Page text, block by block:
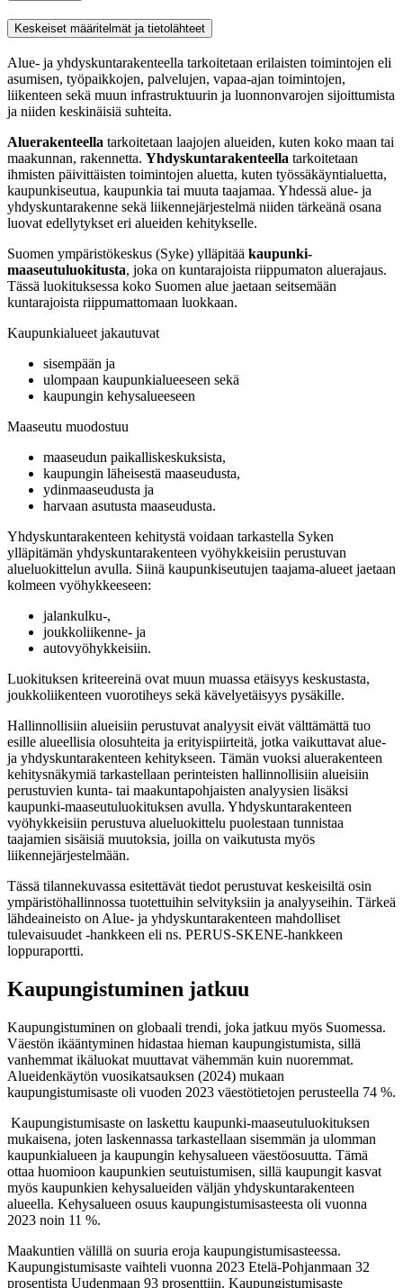
Keskeiset määritelmät ja tietolähteet
Alue- ja yhdyskuntarakenteella tarkoitetaan erilaisten toimintojen eli
asumisen, työpaikkojen, palvelujen, vapaa-ajan toimintojen,
liikenteen sekä muun infrastruktuurin ja luonnonvarojen sijoittumista
ja niiden keskinäisiä suhteita.
Aluerakenteella tarkoitetaan laajojen alueiden, kuten koko maan tai
maakunnan, rakennetta. Yhdyskuntarakenteella tarkoitetaan
ihmisten päivittäisten toimintojen aluetta, kuten työssäkäyntialuetta,
kaupunkiseutua, kaupunkia tai muuta taajamaa. Yhdessä alue- ja
yhdyskuntarakenne sekä liikennejärjestelmä niiden tärkeänä osana
luovat edellytykset eri alueiden kehitykselle.
Suomen ympäristökeskus (Syke) ylläpitää kaupunki-
maaseutuluokitusta, joka on kuntarajoista riippumaton aluerajaus.
Tässä luokituksessa koko Suomen alue jaetaan seitsemään
kuntarajoista riippumattomaan luokkaan.
Kaupunkialueet jakautuvat
sisempään ja
ulompaan kaupunkialueeseen sekä
kaupungin kehysalueeseen
Maaseutu muodostuu
maaseudun paikalliskeskuksista,
kaupungin läheisestä maaseudusta,
ydinmaaseudusta ja
harvaan asutusta maaseudusta.
Yhdyskuntarakenteen kehitystä voidaan tarkastella Syken
ylläpitämän yhdyskuntarakenteen vyöhykkeisiin perustuvan
alueluokittelun avulla. Siinä kaupunkiseutujen taajama-alueet jaetaan
kolmeen vyöhykkeeseen:
jalankulku-,
joukkoliikenne- ja
autovyöhykkeisiin.
Luokituksen kriteereinä ovat muun muassa etäisyys keskustasta,
joukkoliikenteen vuorotiheys sekä kävelyetäisyys pysäkille.
Hallinnollisiin alueisiin perustuvat analyysit eivät välttämättä tuo
esille alueellisia olosuhteita ja erityispiirteitä, jotka vaikuttavat alue-
ja yhdyskuntarakenteen kehitykseen. Tämän vuoksi aluerakenteen
kehitysnäkymiä tarkastellaan perinteisten hallinnollisiin alueisiin
perustuvien kunta- tai maakuntapohjaisten analyysien lisäksi
kaupunki-maaseutuluokituksen avulla. Yhdyskuntarakenteen
vyöhykkeisiin perustuva alueluokittelu puolestaan tunnistaa
taajamien sisäisiä muutoksia, joilla on vaikutusta myös
liikennejärjestelmään.
Tässä tilannekuvassa esitettävät tiedot perustuvat keskeisiltä osin
ympäristöhallinnossa tuotettuihin selvityksiin ja analyyseihin. Tärkeä
lähdeaineisto on Alue- ja yhdyskuntarakenteen mahdolliset
tulevaisuudet -hankkeen eli ns. PERUS-SKENE-hankkeen
loppuraportti.
Kaupungistuminen jatkuu
Kaupungistuminen on globaali trendi, joka jatkuu myös Suomessa.
Väestön ikääntyminen hidastaa hieman kaupungistumista, sillä
vanhemmat ikäluokat muuttavat vähemmän kuin nuoremmat.
Alueidenkäytön vuosikatsauksen (2024) mukaan
kaupungistumisaste oli vuoden 2023 väestötietojen perusteella 74 %.
Kaupungistumisaste on laskettu kaupunki-maaseutuluokituksen
mukaisena, joten laskennassa tarkastellaan sisemmän ja ulomman
kaupunkialueen ja kaupungin kehysalueen väestöosuutta. Tämä
ottaa huomioon kaupunkien seutuistumisen, sillä kaupungit kasvat
myös kaupunkien kehysalueiden väljän yhdyskuntarakenteen
alueella. Kehysalueen osuus kaupungistumisasteesta oli vuonna
2023 noin 11 %.
Maakuntien välillä on suuria eroja kaupungistumisasteessa.
Kaupungistumisaste vaihteli vuonna 2023 Etelä-Pohjanmaan 32
prosentista Uudenmaan 93 prosenttiin. Kaupungistumisaste